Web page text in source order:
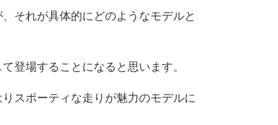
それが具体的にどのようなモデルと
登場することになると思います。
スポーティな走りが魅力のモデルに